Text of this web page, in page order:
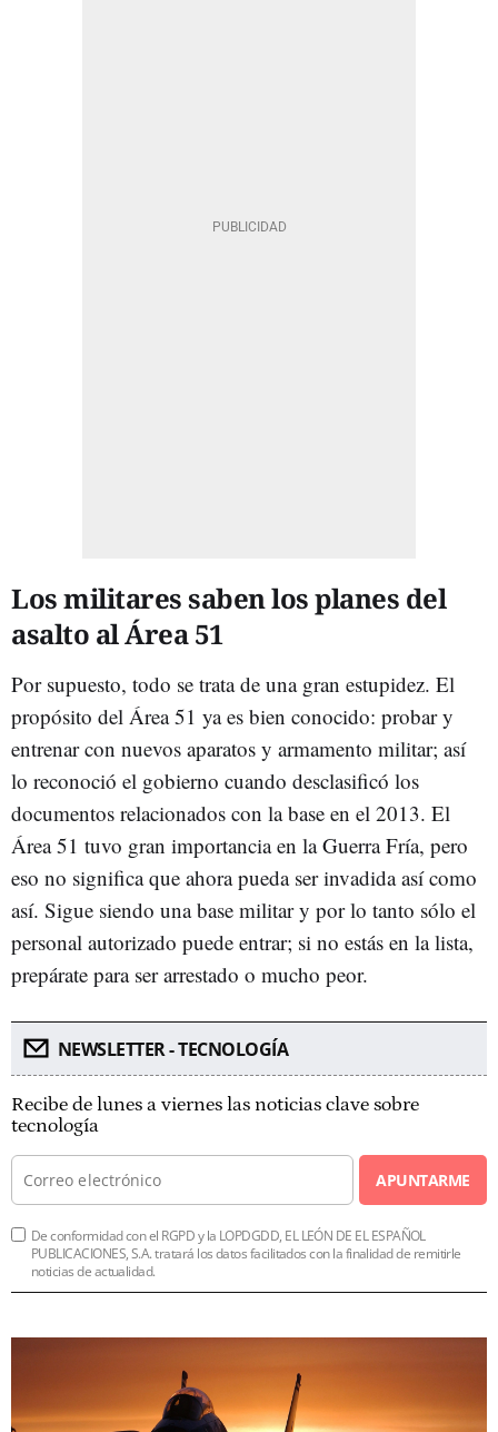
Los militares saben los planes del
asalto al Área 51
Por supuesto, todo se trata de una gran estupidez. El
propósito del Área 51 ya es bien conocido: probar y
entrenar con nuevos aparatos y armamento militar; así
lo reconoció el gobierno cuando desclasificó los
documentos relacionados con la base en el 2013. El
Área 51 tuvo gran importancia en la Guerra Fría, pero
eso no significa que ahora pueda ser invadida así como
así. Sigue siendo una base militar y por lo tanto sólo el
personal autorizado puede entrar; si no estás en la lista,
prepárate para ser arrestado o mucho peor.
NEWSLETTER - TECNOLOGÍA
Recibe de lunes a viernes las noticias clave sobre
tecnología
APUNTARME
De conformidad con el RGPD y la LOPDGDD, EL LEÓN DE EL ESPAÑOL
PUBLICACIONES, S.A. tratará los datos facilitados con la finalidad de remitirle
noticias de actualidad.